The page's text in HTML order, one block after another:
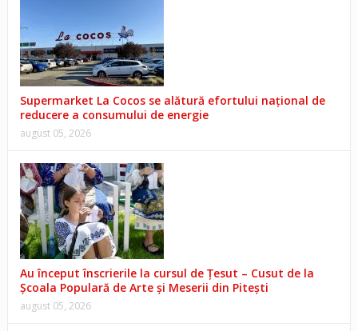
Supermarket La Cocos se alătură efortului național de
reducere a consumului de energie
august 05, 2026
Au început înscrierile la cursul de Țesut – Cusut de la
Școala Populară de Arte și Meserii din Pitești
august 05, 2026